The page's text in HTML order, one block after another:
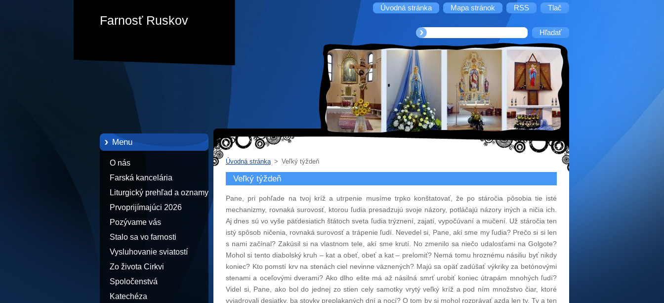
Úvodná stránka Mapa stránok RSS Tlač
Farnosť Ruskov
Menu
O nás
Farská kancelária
Liturgický prehľad a oznamy
Prvoprijímajúci 2026
Pozývame vás
Stalo sa vo farnosti
Vysluhovanie sviatostí
Zo života Cirkvi
Spoločenstvá
Katechéza
Úvodná stránka > Veľký týždeň
Veľký týždeň
Pane, pri pohľade na tvoj kríž a utrpenie musíme trpko konštatovať, že po stáročia pôsobia tie isté
mechanizmy, rovnaká surovosť, ktorou ľudia presadzujú svoje názory, potláčajú názory iných a ničia ich.
Aj dnes sú vo vyše päťdesiatich štátoch sveta ľudia trýznení, zajatí, vypočúvaní a mučení. Už stáročia ten
istý spôsob ničenia, rovnaká surovosť a trápenie ľudí. Nevedel si, Pane, akí sme my ľudia? Prečo si si len
s nami začínal? Zakúsil si na vlastnom tele, akí sme krutí. No zmenilo sa niečo udalosťami na Golgote?
Mohol si tento diabolský kruh – kat a obeť, obeť a kat – prelomiť? Nemá tomu hroznému násiliu byť nikdy
koniec? Kto pomstí krv na stenách ciel nevinne väznených? Majú sa opäť zadúšať výkriky za betónovými
stenami a oceľovými dverami? Ako dlho ešte má až násilná smrť urobiť koniec útrapám mnohých ľudí?
Videl si, Pane, ako bol do jednej zo stien cely samotky vrytý veľký kríž a pod ním množstvo čiar, ktoré
vyjadrovali desiatky, ba stovky preplakaných dní a nocí? O tom by si mohol rozprávať azda len ty. Ty a ten